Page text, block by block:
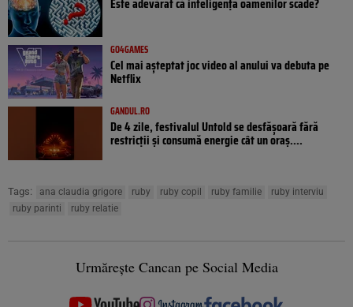
GO4GAMES
Cel mai așteptat joc video al anului va debuta pe
Netflix
GANDUL.RO
De 4 zile, festivalul Untold se desfășoară fără
restricții și consumă energie cât un oraș....
Tags: ana claudia grigore ruby ruby copil ruby familie
ruby interviu
ruby parinti
ruby relatie
Urmărește Cancan pe Social Media